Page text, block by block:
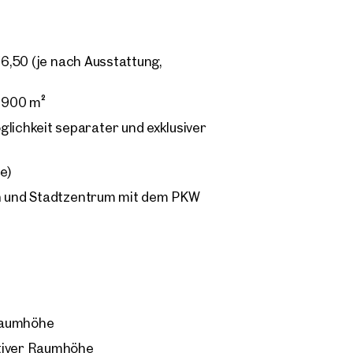
(je nach Ausstattung,
m²
separater und exklusiver
Stadtzentrum mit dem PKW
Raumhöhe